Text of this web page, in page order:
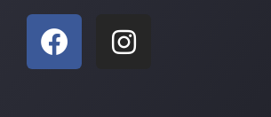
F
a
c
I
n